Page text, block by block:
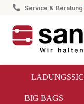
Zur
Service & Beratung
BIG BAGS
Ladungssicherung